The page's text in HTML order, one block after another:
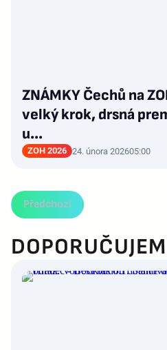
ZNÁMKY Čechů na
velký krok, drsná
u...
ZOH 2026 24. února 202605:00
Předchozí